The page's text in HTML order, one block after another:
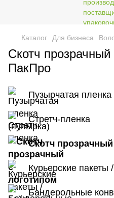
Каталог Для бизнеса
Скотч прозрачный
ПакПро
Пузырчатая
Стретч-пленка
Скотч
Курьерские пакеты
Бандерольные